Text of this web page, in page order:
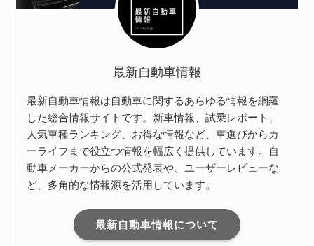
最新自動車情報
最新自動車情報は自動車に関するあらゆる情報を網羅
した総合情報サイトです。新車情報、試乗レポート、
人気車種ランキング、お得な情報など、車選びからカ
ーライフまで役立つ情報を幅広く提供しています。自
動車メーカーからの公式発表や、ユーザーレビューな
ど、多角的な情報源を活用しています。
最新自動車情報について